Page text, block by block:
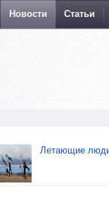
Новости Статьи
Летающие